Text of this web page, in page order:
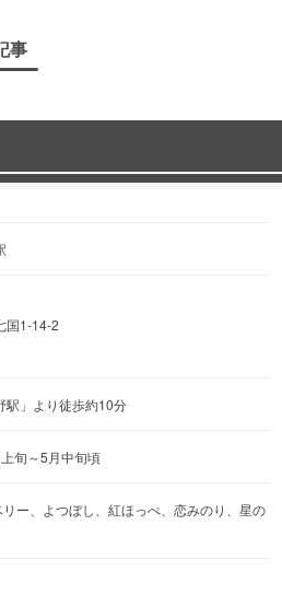
事
国1-14-2
駅」より徒歩約10分
旬～5月中旬頃
ー、よつぼし、紅ほっぺ、恋みのり、星の